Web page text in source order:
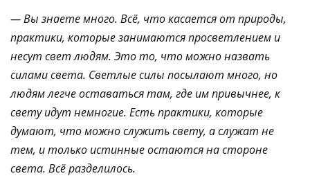
— Вы знаете много. Всё, что касается от природы,
практики, которыезанимаются просветлением и
несут свет людям. Это то, что можно назвать
силами света. Светлые силы посылают много, но
людям легче оставаться там, где им привычнее, к
свету идут немногие. Есть практики, которые
думают, что можно служить свету, а служат не
тем, и только истинные остаются на стороне
света. Всё разделилось.